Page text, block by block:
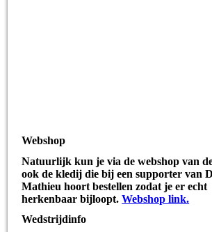
Webshop
Natuurlijk kun je via de webshop van
ook de kledij die bij een supporter van
Mathieu hoort bestellen zodat je er echt
herkenbaar bijloopt.Webshop link.
Wedstrijdinfo